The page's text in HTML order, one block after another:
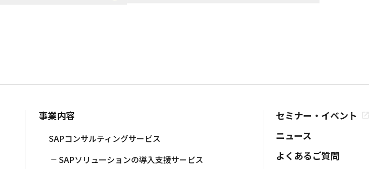
事業内容
SAPコンサルティングサービス
SAPソリューションの導入支援サービス
セミナー・イベント
ニュース
よくあるご質問